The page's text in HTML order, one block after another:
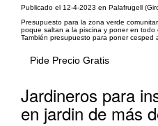
Publicado el 12-4-2023 en Palafrugell
Presupuesto para la zona verde
poque saltan a la piscina y poner en todo
También presupuesto para poner cesped
Pide Precio Gratis
Jardineros para
en jardin de más